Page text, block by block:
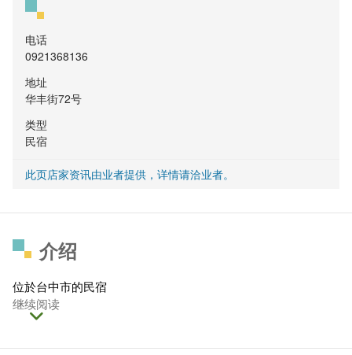
电话
0921368136
地址
华丰街72号
类型
民宿
此页店家资讯由业者提供，详情请洽业者。
介绍
位於台中市的民宿
继续阅读